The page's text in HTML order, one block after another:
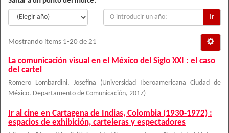
Ir
Mostrando ítems 1-20 de 21
La comunicación visual en el México del Siglo XXI : el caso
del cartel
Romero Lombardini, Josefina (Universidad Iberoamericana Ciudad de
México. Departamento de Comunicación, 2017)
Ir al cine en Cartagena de Indias, Colombia (1930-1972) :
espacios de exhibición, carteleras y espectadores